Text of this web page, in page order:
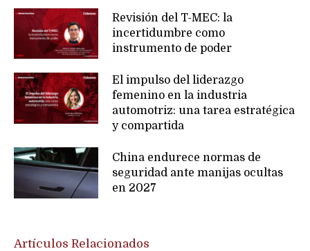
Revisión del T-MEC: la
incertidumbre como
instrumento de poder
El impulso del liderazgo
femenino en la industria
automotriz: una tarea estratégica
y compartida
China endurece normas de
seguridad ante manijas ocultas
en 2027
Artículos Relacionados